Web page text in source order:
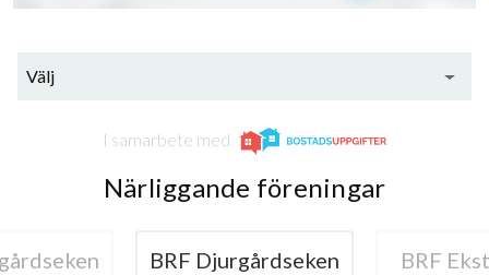
19
Välj
I samarbete med
Närliggande föreningar
BRF Ekstubben 1
BRF